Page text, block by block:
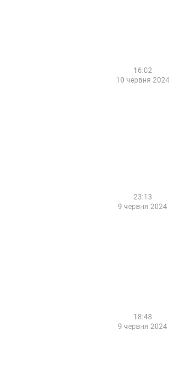
16:02
10 червня 2024
23:13
9 червня 2024
18:48
9 червня 2024